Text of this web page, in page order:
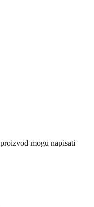
mogu napisati